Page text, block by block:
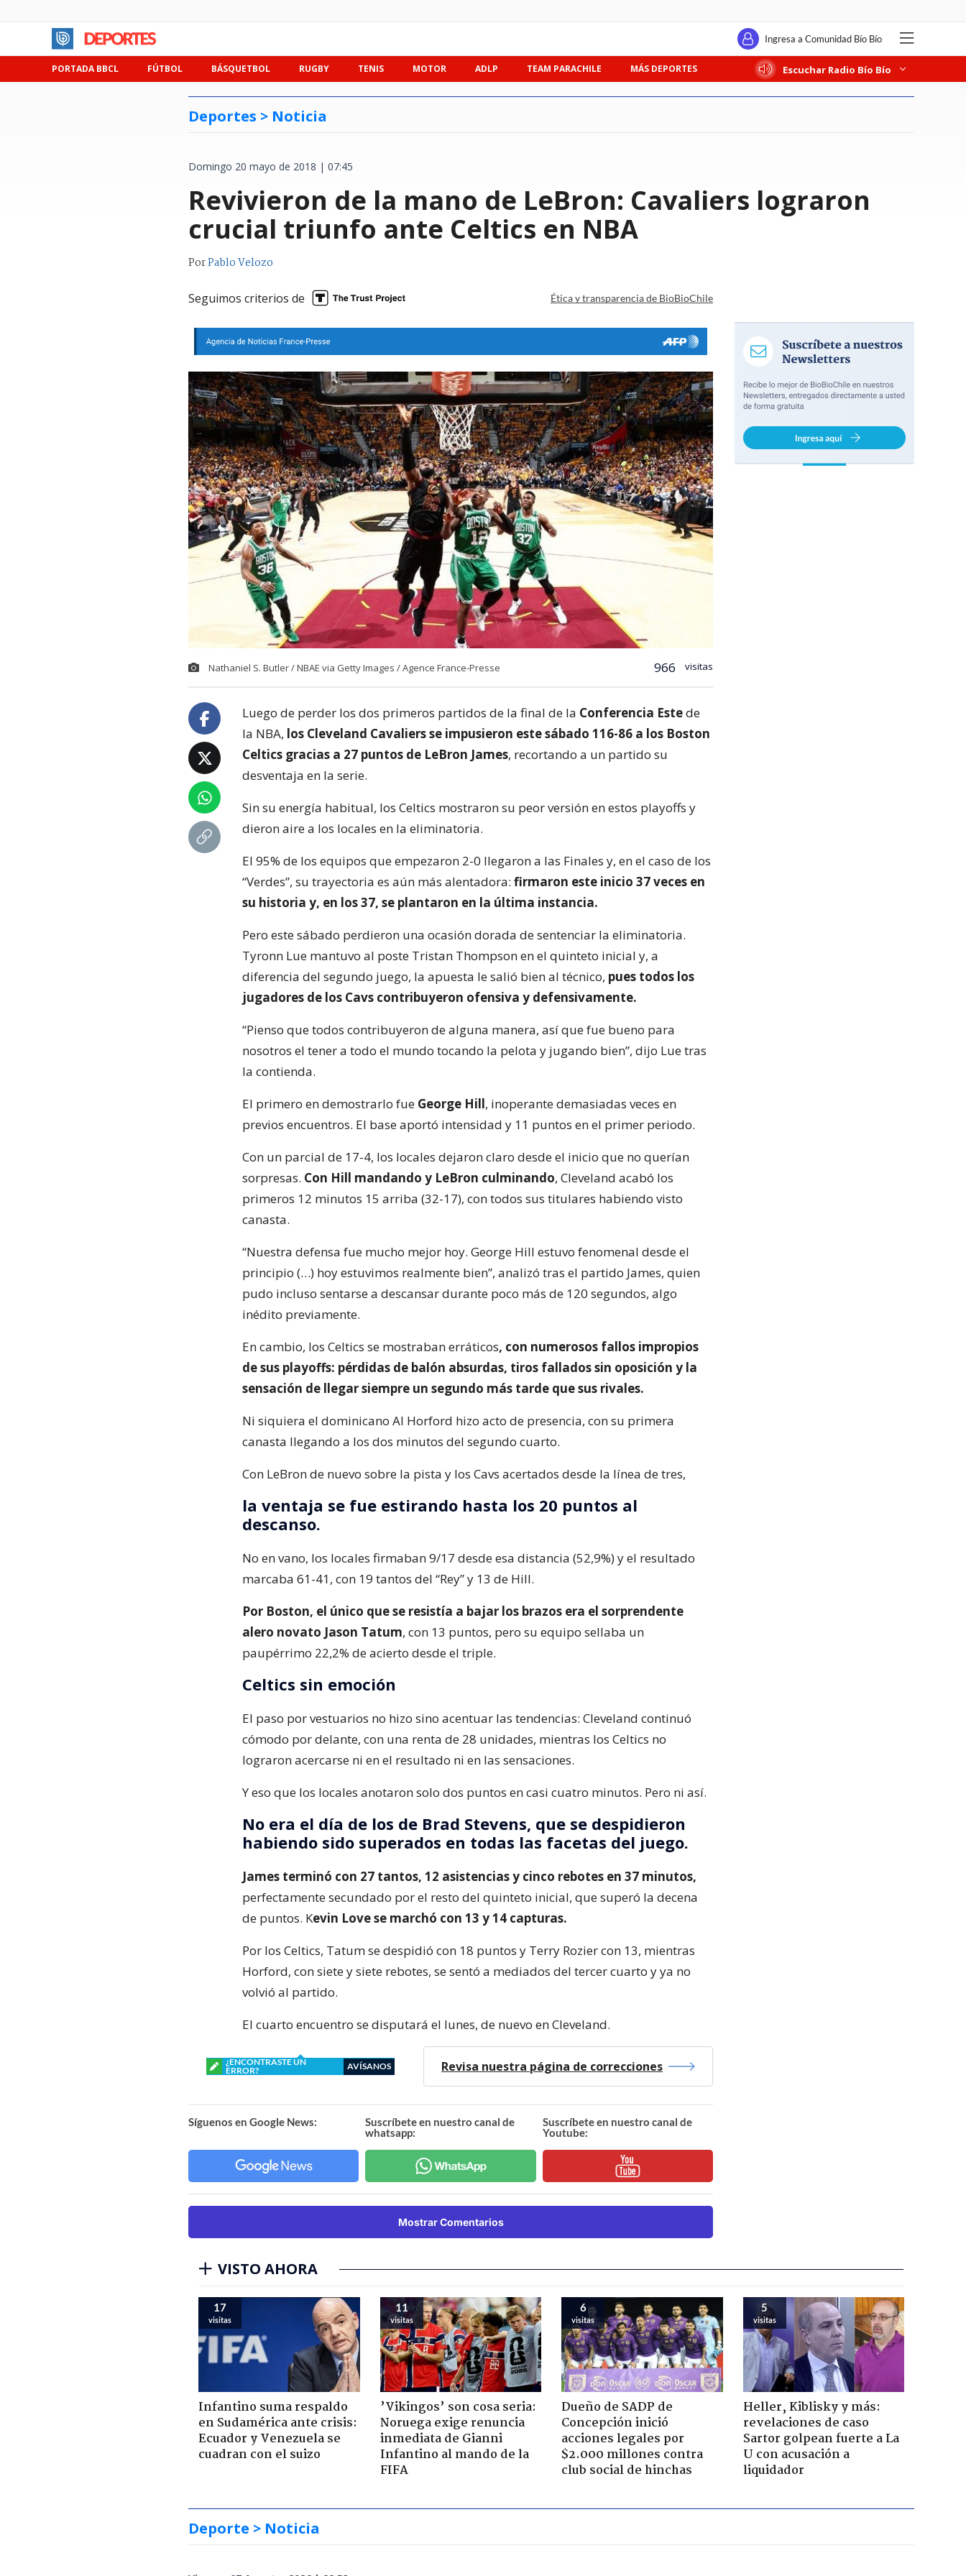
Ingresa a Comunidad Bío Bío
PORTADA BBCL FÚTBOL BÁSQUETBOL RUGBY TENIS MOTOR ADLP TEAM PARACHILE MÁS DEPORTES Escuchar Radio Bío Bío
Deportes > Noticia
Domingo 20 mayo de 2018 | 07:45
Revivieron de la mano de LeBron: Cavaliers lograron
crucial triunfo ante Celtics en NBA
PorPablo Velozo
Seguimos criterios de Ética y transparencia de BioBioChile
Nathaniel S. Butler / NBAE via Getty Images / Agence France-Presse 966 visitas
Luego de perder los dos primeros partidos de la final de la Conferencia Estede
la NBA, los Cleveland Cavaliers se impusieron este sábado 116-86 a los Boston
Celtics gracias a 27 puntos de LeBron James, recortando a un partido su
desventaja en la serie.
Sin su energía habitual, los Celtics mostraron su peor versión en estos playoffs y
dieron aire a los locales en la eliminatoria.
El 95% de los equipos que empezaron 2-0 llegaron a las Finales y, en el caso de los
“Verdes”, su trayectoria es aún más alentadora: firmaron este inicio 37 veces en
su historia y, en los 37, se plantaron en la última instancia.
Pero este sábado perdieron una ocasión dorada de sentenciar la eliminatoria.
Tyronn Lue mantuvo al poste Tristan Thompson en el quinteto inicial y, a
diferencia del segundo juego, la apuesta le salió bien al técnico, pues todos los
jugadores de los Cavs contribuyeron ofensiva y defensivamente.
“Pienso que todos contribuyeron de alguna manera, así que fue bueno para
nosotros el tener a todo el mundo tocando la pelota y jugando bien”, dijo Lue tras
la contienda.
El primero en demostrarlo fue George Hill, inoperante demasiadas veces en
previos encuentros. El base aportó intensidad y 11 puntos en el primer periodo.
Con un parcial de 17-4, los locales dejaron claro desde el inicio que no querían
sorpresas. Con Hill mandando y LeBron culminando, Cleveland acabó los
primeros 12 minutos 15 arriba (32-17), con todos sus titulares habiendo visto
canasta.
“Nuestra defensa fue mucho mejor hoy. George Hill estuvo fenomenal desde el
principio (…) hoy estuvimos realmente bien”, analizó tras el partido James, quien
pudo incluso sentarse a descansar durante poco más de 120 segundos, algo
inédito previamente.
En cambio, los Celtics se mostraban erráticos, con numerosos fallos impropios
de sus playoffs: pérdidas de balón absurdas, tiros fallados sin oposición y la
sensación de llegar siempre un segundo más tarde que sus rivales.
Ni siquiera el dominicano Al Horford hizo acto de presencia, con su primera
canasta llegando a los dos minutos del segundo cuarto.
Con LeBron de nuevo sobre la pista y los Cavs acertados desde la línea de tres,
la ventaja se fue estirando hasta los 20 puntos al
descanso.
No en vano, los locales firmaban 9/17 desde esa distancia (52,9%) y el resultado
marcaba 61-41, con 19 tantos del “Rey” y 13 de Hill.
Por Boston, el único que se resistía a bajar los brazos era el sorprendente
alero novato Jason Tatum, con 13 puntos, pero su equipo sellaba un
paupérrimo 22,2% de acierto desde el triple.
Celtics sin emoción
El paso por vestuarios no hizo sino acentuar las tendencias: Cleveland continuó
cómodo por delante, con una renta de 28 unidades, mientras los Celtics no
lograron acercarse ni en el resultado ni en las sensaciones.
Y eso que los locales anotaron solo dos puntos en casi cuatro minutos. Pero ni así.
No era el día de los de Brad Stevens, que se despidieron
habiendo sido superados en todas las facetas del juego.
James terminó con 27 tantos, 12 asistencias y cinco rebotes en 37 minutos,
perfectamente secundado por el resto del quinteto inicial, que superó la decena
de puntos. Kevin Love se marchó con 13 y 14 capturas.
Por los Celtics, Tatum se despidió con 18 puntos y Terry Rozier con 13, mientras
Horford, con siete y siete rebotes, se sentó a mediados del tercer cuarto y ya no
volvió al partido.
El cuarto encuentro se disputará el lunes, de nuevo en Cleveland.
¿ENCONTRASTE UN
ERROR?
AVÍSANOS Revisa nuestra página de correcciones
Síguenos en Google News:
Suscríbete en nuestro canal de
whatsapp:
Suscríbete en nuestro canal de
Youtube:
Mostrar Comentarios
VISTO AHORA
17
visitas
Infantino suma respaldo
en Sudamérica ante crisis:
Ecuador y Venezuela se
cuadran con el suizo
11
visitas
’Vikingos’ son cosa seria:
Noruega exige renuncia
inmediata de Gianni
Infantino al mando de la
FIFA
6
visitas
Dueño de SADP de
Concepción inició
acciones legales por
$2.000 millones contra
club social de hinchas
5
visitas
Heller, Kiblisky y más:
revelaciones de caso
Sartor golpean fuerte a La
U con acusación a
liquidador
Deporte > Noticia